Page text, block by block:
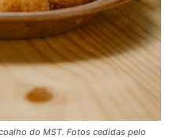
do MST. Fotos cedidas pelo